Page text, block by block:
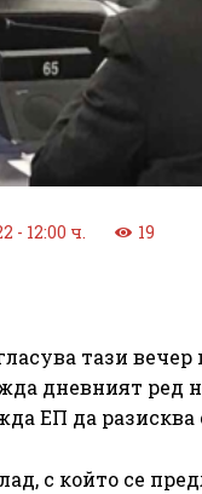
- 12:00 ч. 19
тази
дневният ред
ЕП да
с който се